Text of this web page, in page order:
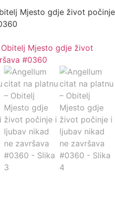
Mjesto gdje život počinje